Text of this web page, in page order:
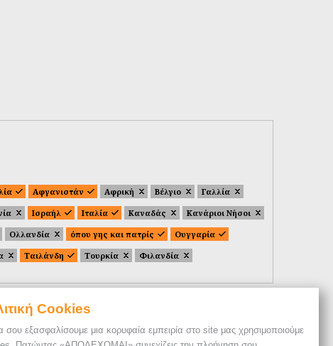
Cookies
σου εξασφαλίσουμε μια κορυφαία εμπειρία στο site μας χρησιμοποιούμε
Αφγανιστάν Αφρική Βέλγιο
Γαλλία
Ισραήλ Ιταλία Καναδάς
Κανάριοι Νήσοι
Ολλανδία όπου γης και πατρίς
Ουγγαρία
Ταιλάνδη Τουρκία Φιλανδία